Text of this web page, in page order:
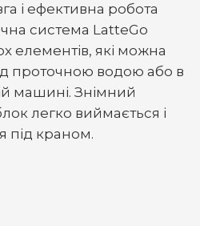
і ефективна робота
система LatteGo
елементів, які можна
проточною водою або в
машині. Знімний
легко виймається і
під краном.